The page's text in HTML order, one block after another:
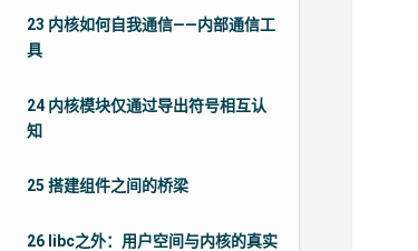
23 内核如何自我通信——内部通信工
具
24 内核模块仅通过导出符号相互认
知
25 搭建组件之间的桥梁
26 libc之外：用户空间与内核的真实